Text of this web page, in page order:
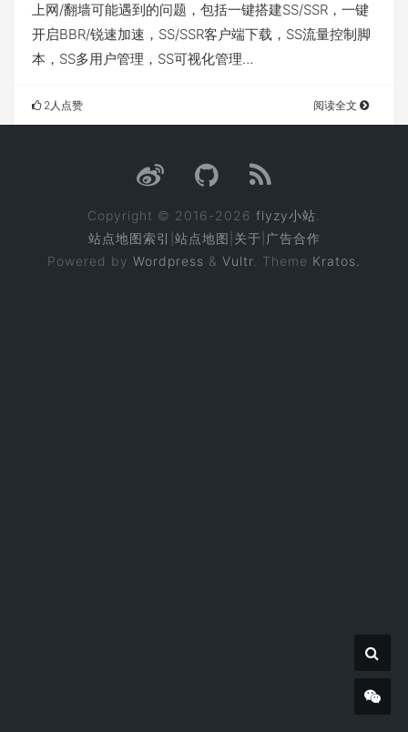
上网/翻墙可能遇到的问题，包括一键搭建SS/SSR，一键
开启BBR/锐速加速，SS/SSR客户端下载，SS流量控制脚
本，SS多用户管理，SS可视化管理…
2人点赞 阅读全文
Copyright © 2016-2026 flyzy小站
站点地图索引 站点地图 关于 广告合作
Powered by Wordpress & Vultr . Theme Kratos.